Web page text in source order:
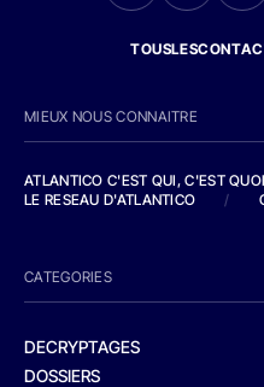
MIEUX NOUS CONNAITRE
ATLANTICO C'EST QUI, C'EST
LE RESEAU D'ATLANTICO
/
CATEGORIES
DECRYPTAGES
DOSSIERS